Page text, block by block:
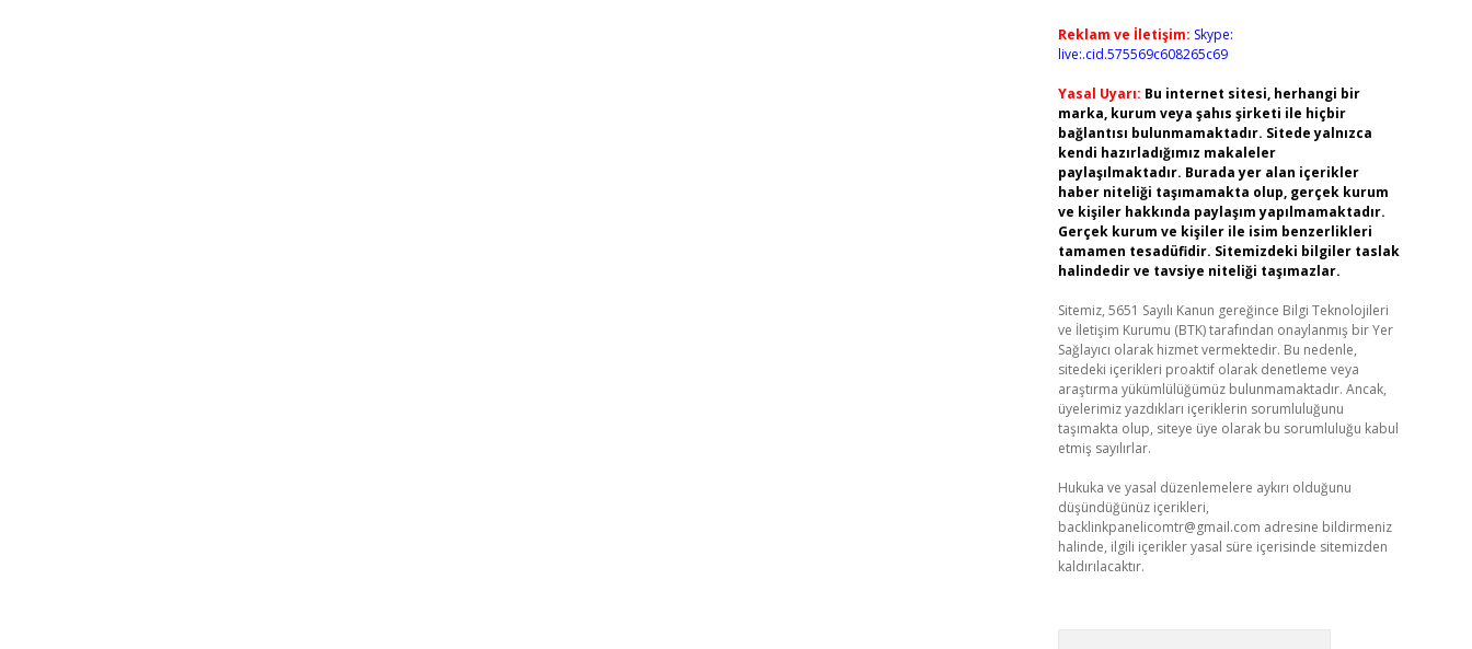
Reklam ve İletişim: Skype:
live:.cid.575569c608265c69
Yasal Uyarı: Bu internet sitesi, herhangi bir
marka, kurum veya şahıs şirketi ile hiçbir
bağlantısı bulunmamaktadır. Sitede yalnızca
kendi hazırladığımız makaleler
paylaşılmaktadır. Burada yer alan içerikler
haber niteliği taşımamakta olup, gerçek kurum
ve kişiler hakkında paylaşım yapılmamaktadır.
Gerçek kurum ve kişiler ile isim benzerlikleri
tamamen tesadüfidir. Sitemizdeki bilgiler taslak
halindedir ve tavsiye niteliği taşımazlar.
Sitemiz, 5651 Sayılı Kanun gereğince Bilgi Teknolojileri
ve İletişim Kurumu (BTK) tarafından onaylanmış bir Yer
Sağlayıcı olarak hizmet vermektedir. Bu nedenle,
sitedeki içerikleri proaktif olarak denetleme veya
araştırma yükümlülüğümüz bulunmamaktadır. Ancak,
üyelerimiz yazdıkları içeriklerin sorumluluğunu
taşımakta olup, siteye üye olarak bu sorumluluğu kabul
etmiş sayılırlar.
Hukuka ve yasal düzenlemelere aykırı olduğunu
düşündüğünüz içerikleri,
backlinkpanelicomtr@gmail.com adresine bildirmeniz
halinde, ilgili içerikler yasal süre içerisinde sitemizden
kaldırılacaktır.